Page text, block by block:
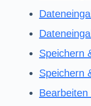
Speichern
Speichern
Bearbeiten